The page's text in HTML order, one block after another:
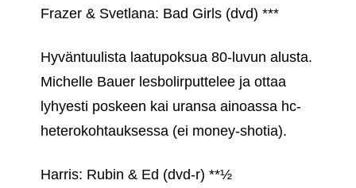
Frazer & Svetlana: Bad Girls (dvd) ***
Hyväntuulista laatupoksua 80-luvun alusta.
Michelle Bauer lesbolirputtelee ja ottaa
lyhyesti poskeen kai uransa ainoassa hc-
heterokohtauksessa (ei money-shotia).
Harris: Rubin & Ed (dvd-r) **½